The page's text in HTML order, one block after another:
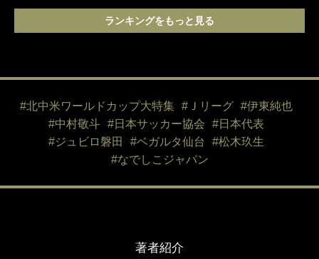
ランキングをもっと見る
#北中米ワールドカップ大特集 #Ｊリーグ
#伊東純也
#中村敬斗
#日本サッカー協会
#日本代表
#ジュビロ磐田
#ベガルタ仙台
#松木玖生
#なでしこジャパン
著者紹介